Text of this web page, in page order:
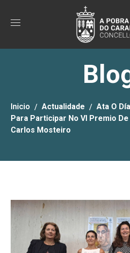
Inicio Actualidade
Ata O
Para Participar No VI Premio
Carlos Mosteiro